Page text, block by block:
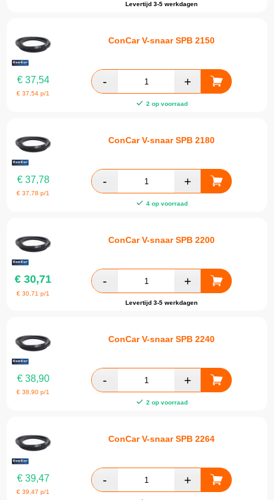
Levertijd 3-5 werkdagen
ConCar V-snaar SPB 2150
€37,54
€37,54 p/1
2 op voorraad
ConCar V-snaar SPB 2180
€37,78
€37,78 p/1
4 op voorraad
ConCar V-snaar SPB 2200
€ 30,71
€30,71 p/1
Levertijd 3-5 werkdagen
ConCar V-snaar SPB 2240
€38,90
€38,90 p/1
2 op voorraad
ConCar V-snaar SPB 2264
€39,47
€39,47 p/1